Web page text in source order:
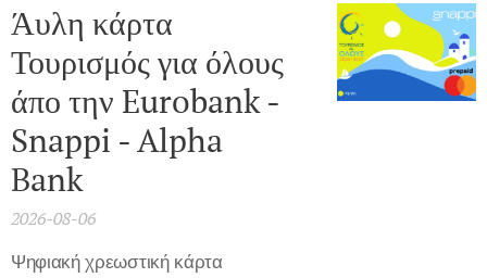
Άυλη κάρτα
Τουρισμός για όλους
άπο την Eurobank -
Snappi - Alpha
Bank
2026-08-06
Ψηφιακή χρεωστική κάρτα